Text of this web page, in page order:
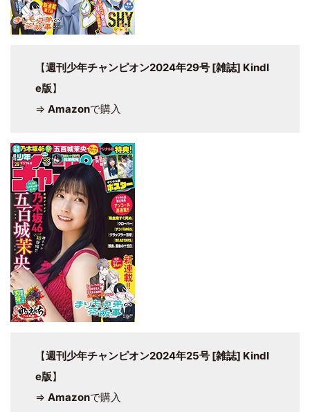
【週刊少年チャンピオン2024年29号 [雑誌] Kindl
e版】
⇒ Amazonで購入
【週刊少年チャンピオン2024年25号 [雑誌] Kindl
e版】
⇒ Amazonで購入